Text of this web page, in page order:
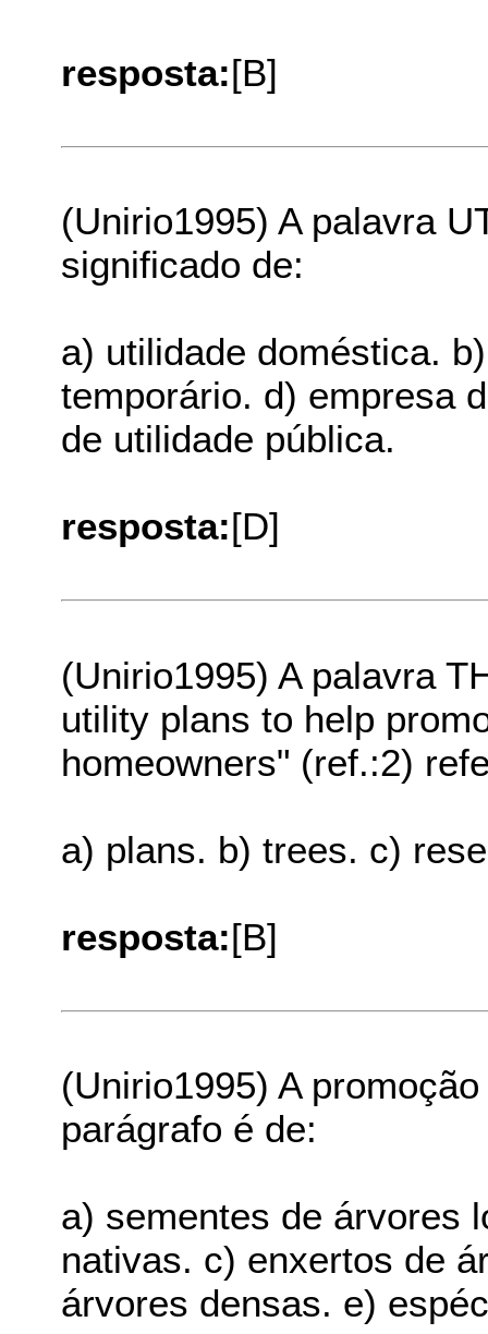
resposta:[B]
(Unirio1995) A palavra
significado de:
a) utilidade doméstica.
temporário. d) empresa
de utilidade pública.
resposta:[D]
(Unirio1995) A palavra
utility plans to help
homeowners" (ref.:2)
a) plans. b) trees. c)
resposta:[B]
(Unirio1995) A
parágrafo é de:
a) sementes de árvores
nativas. c) enxertos de
árvores densas. e)